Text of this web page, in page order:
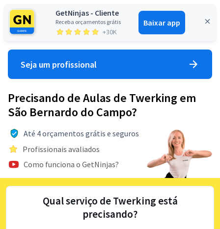
GetNinjas - Cliente
Receba orçamentos grátis
+30K
Baixar app
Entrar
Seja um profissional
Precisando de Aulas de Twerking em
São Bernardo do Campo?
Até 4 orçamentos grátis e seguros
Profissionais avaliados
Como funciona o GetNinjas?
Qual serviço de Twerking está
precisando?